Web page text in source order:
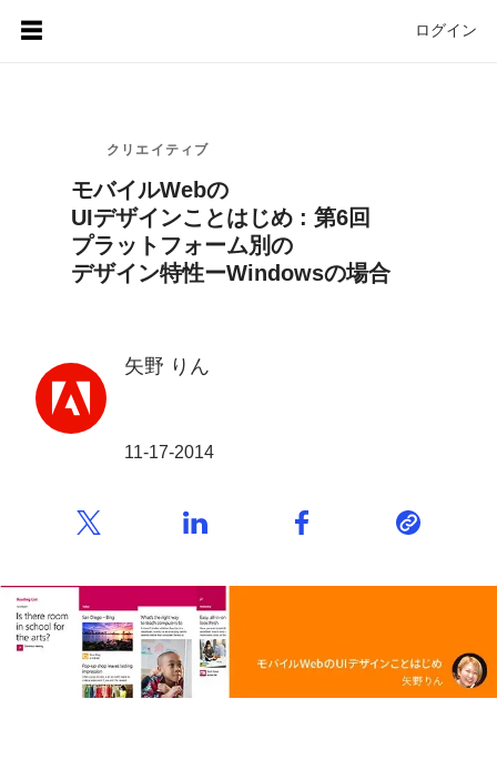
ログイン
クリエイティブ
モバイルWebの
UIデザインことはじめ : 第6回
プラットフォーム別の
デザイン特性ーWindowsの場合
矢野 りん
11-17-2014